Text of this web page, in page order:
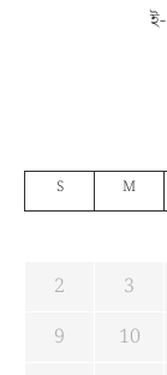
S M
2
3
9
10